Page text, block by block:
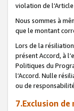
violation de
Nous sommes à
que le montant
Lors de la
présent Accord, à
Politiques du
l’Accord. Nulle
ou de
7.Exclusion